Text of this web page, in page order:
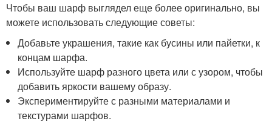
Чтобы ваш шарф выглядел еще более оригинально, вы
можете использовать следующие советы:
Добавьте украшения, такие как бусины или пайетки, к
концам шарфа.
Используйте шарф разного цвета или с узором, чтобы
добавить яркости вашему образу.
Экспериментируйте с разными материалами и
текстурами шарфов.